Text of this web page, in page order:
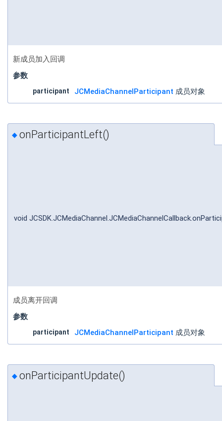
新成员加入回调
参数
participant JCMediaChannelParticipant 成员对象
◆ onParticipantLeft()
void
成员离开回调
参数
participant JCMediaChannelParticipant 成员对象
◆ onParticipantUpdate()